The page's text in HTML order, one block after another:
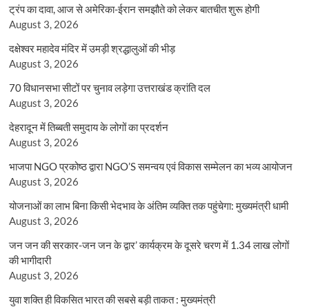
ट्रंप का दावा, आज से अमेरिका-ईरान समझौते को लेकर बातचीत शुरू होगी
August 3, 2026
दक्षेश्वर महादेव मंदिर में उमड़ी श्रद्धालुओं की भीड़
August 3, 2026
70 विधानसभा सीटों पर चुनाव लड़ेगा उत्तराखंड क्रांति दल
August 3, 2026
देहरादून में तिब्बती समुदाय के लोगों का प्रदर्शन
August 3, 2026
भाजपा NGO प्रकोष्ठ द्वारा NGO’S समन्वय एवं विकास सम्मेलन का भव्य आयोजन
August 3, 2026
योजनाओं का लाभ बिना किसी भेदभाव के अंतिम व्यक्ति तक पहुंचेगा: मुख्यमंत्री धामी
August 3, 2026
जन जन की सरकार-जन जन के द्वार’ कार्यक्रम के दूसरे चरण में 1.34 लाख लोगों
की भागीदारी
August 3, 2026
युवा शक्ति ही विकसित भारत की सबसे बड़ी ताकत : मुख्यमंत्री